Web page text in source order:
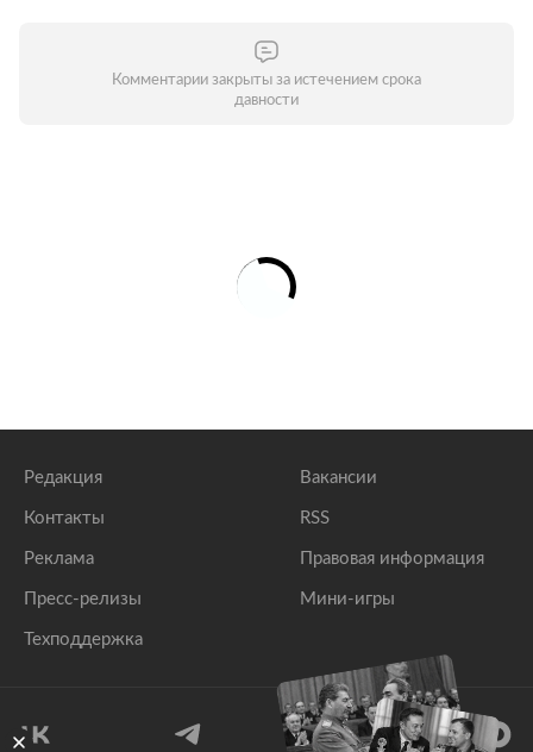
Комментарии закрыты за истечением срока
давности
Редакция
Контакты
Реклама
Пресс-релизы
Техподдержка
Вакансии
RSS
Правовая информация
Мини-игры